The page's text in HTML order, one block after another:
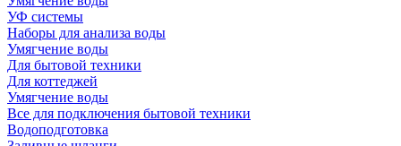
УФ системы
Наборы для анализа воды
Умягчение воды
Для бытовой техники
Для коттеджей
Умягчение воды
Все для подключения бытовой техники
Водоподготовка